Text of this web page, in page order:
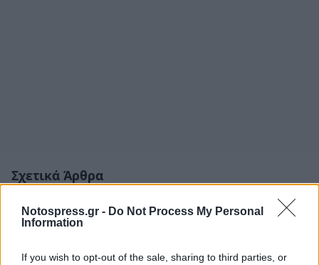
Notospress.gr - Do Not Process My Personal
Information
If you wish to opt-out of the sale, sharing to third parties, or
Σχετικά Άρθρα